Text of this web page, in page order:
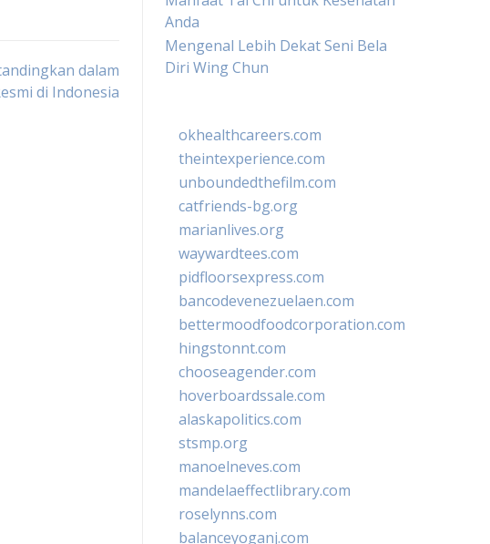
dalam
di Indonesia
Anda
Mengenal Lebih Dekat Seni Bela
Diri Wing Chun
okhealthcareers.com
theintexperience.com
unboundedthefilm.com
catfriends-bg.org
marianlives.org
waywardtees.com
pidfloorsexpress.com
bancodevenezuelaen.com
bettermoodfoodcorporation.com
hingstonnt.com
chooseagender.com
hoverboardssale.com
alaskapolitics.com
stsmp.org
manoelneves.com
mandelaeffectlibrary.com
roselynns.com
balanceyoganj.com